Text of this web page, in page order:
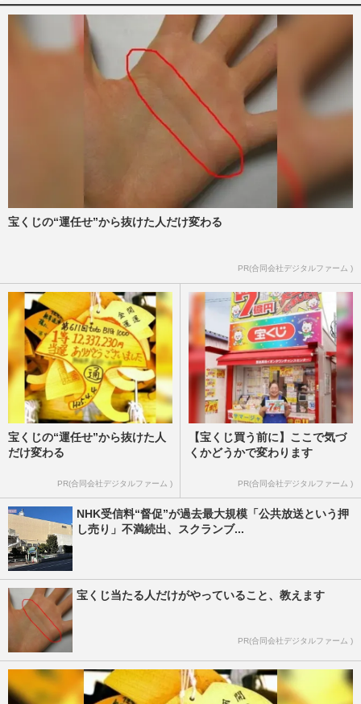
宝くじの“運任せ”から抜けた人だけ変わる
PR(合同会社デジタルファーム )
宝くじの“運任せ”から抜けた人
だけ変わる
PR(合同会社デジタルファーム )
【宝くじ買う前に】ここで気づ
くかどうかで変わります
PR(合同会社デジタルファーム )
NHK受信料“督促”が過去最大規模「公共放送という押
し売り」不満続出、スクランブ...
宝くじ当たる人だけがやっていること、教えます
PR(合同会社デジタルファーム )